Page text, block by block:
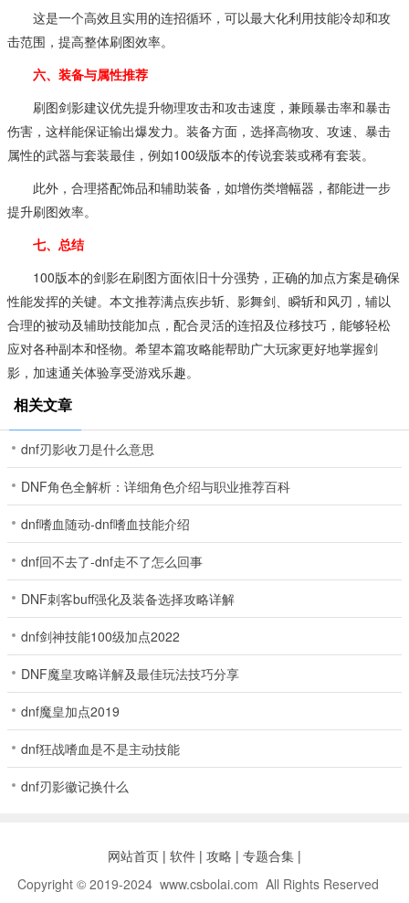
这是一个高效且实用的连招循环，可以最大化利用技能冷却和攻
击范围，提高整体刷图效率。
六、装备与属性推荐
刷图剑影建议优先提升物理攻击和攻击速度，兼顾暴击率和暴击
伤害，这样能保证输出爆发力。装备方面，选择高物攻、攻速、暴击
属性的武器与套装最佳，例如100级版本的传说套装或稀有套装。
此外，合理搭配饰品和辅助装备，如增伤类增幅器，都能进一步
提升刷图效率。
七、总结
100版本的剑影在刷图方面依旧十分强势，正确的加点方案是确保
性能发挥的关键。本文推荐满点疾步斩、影舞剑、瞬斩和风刃，辅以
合理的被动及辅助技能加点，配合灵活的连招及位移技巧，能够轻松
应对各种副本和怪物。希望本篇攻略能帮助广大玩家更好地掌握剑
影，加速通关体验享受游戏乐趣。
相关文章
dnf刃影收刀是什么意思
DNF角色全解析：详细角色介绍与职业推荐百科
dnf嗜血随动-dnf嗜血技能介绍
dnf回不去了-dnf走不了怎么回事
DNF刺客buff强化及装备选择攻略详解
dnf剑神技能100级加点2022
DNF魔皇攻略详解及最佳玩法技巧分享
dnf魔皇加点2019
dnf狂战嗜血是不是主动技能
dnf刃影徽记换什么
网站首页 | 软件 | 攻略 | 专题合集 |
Copyright © 2019-2024 www.csbolai.com All Rights Reserved